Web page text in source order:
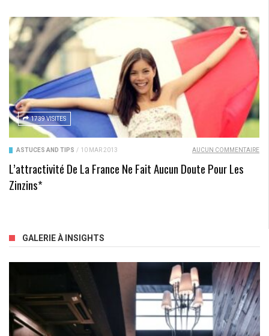
1739 VISITES
ASTUCES AND TIPS / 10 MAR 2013 AUCUN COMMENTAIRE
L’attractivité De La France Ne Fait Aucun Doute Pour Les
Zinzins*
GALERIE À INSIGHTS